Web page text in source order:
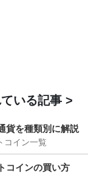
いる記事
貨を種類別に解説
コイン一覧
コインの買い方